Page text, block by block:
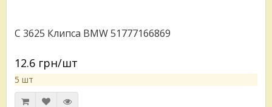
C 3625 Клипса BMW 51777166869
12.6 грн/шт
5 шт